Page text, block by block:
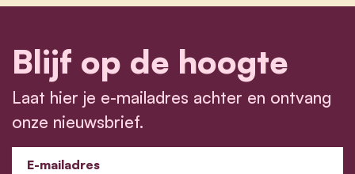
Blijf op de hoogte
Laat hier je e-mailadres achter en ontvang
onze nieuwsbrief.
E-mailadres